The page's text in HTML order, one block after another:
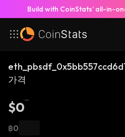
Build with CoinStats’ all-in-
가격
$0
฿0